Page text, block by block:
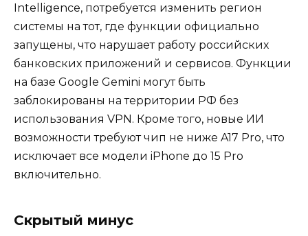
Intelligence, потребуется изменить регион
системы на тот, где функции официально
запущены, что нарушает работу российских
банковских приложений и сервисов. Функции
на базе Google Gemini могут быть
заблокированы на территории РФ без
использования VPN. Кроме того, новые ИИ
возможности требуют чип не ниже A17 Pro, что
исключает все модели iPhone до 15 Pro
включительно.
Скрытый минус